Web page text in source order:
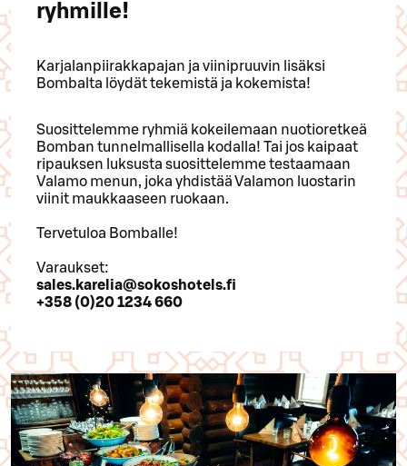
ryhmille!
Karjalanpiirakkapajan ja viinipruuvin lisäksi
Bombalta löydät tekemistä ja kokemista!
Suosittelemme ryhmiä kokeilemaan nuotioretkeä
Bomban tunnelmallisella kodalla! Tai jos kaipaat
ripauksen luksusta suosittelemme testaamaan
Valamo menun, joka yhdistää Valamon luostarin
viinit maukkaaseen ruokaan.
Tervetuloa Bomballe!
Varaukset:
sales.karelia@sokoshotels.fi
+358 (0)20 1234 660